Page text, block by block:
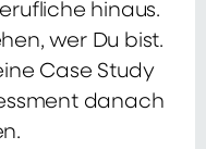
hinaus.
wer Du bist.
Case Study
danach